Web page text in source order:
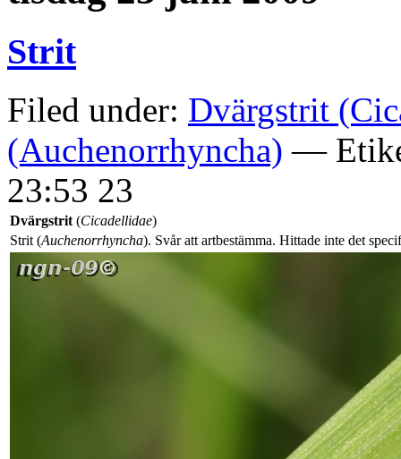
Strit
Filed under: Dvärgstrit
(Auchenorrhyncha) —
23:53 23
Dvärgstrit (Cicadellidae)
Strit (Auchenorrhyncha). Svår att artbestämma. Hittade inte det